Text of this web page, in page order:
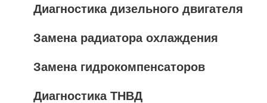
Диагностика дизельного двигателя
Замена радиатора охлаждения
Замена гидрокомпенсаторов
Диагностика ТНВД